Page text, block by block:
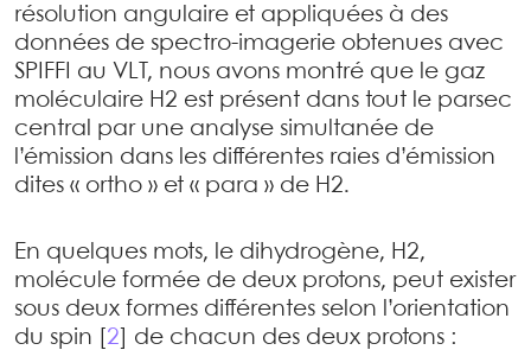
résolution angulaire et appliquées à des
données de spectro-imagerie obtenues avec
SPIFFI au VLT, nous avons montré que le gaz
moléculaire H2 est présent dans tout le parsec
central par une analyse simultanée de
l’émission dans les différentes raies d’émission
dites « ortho » et « para » de H2.
En quelques mots, le dihydrogène, H2,
molécule formée de deux protons, peut exister
sous deux formes différentes selon l’orientation
du spin
2
de chacun des deux protons :